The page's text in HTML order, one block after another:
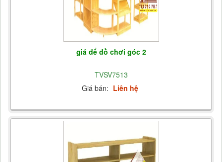
giá để đồ chơi góc 2
TVSV7513
Giá bán: Liên hệ